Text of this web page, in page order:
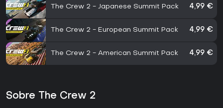
The Crew 2 - Japanese Summit Pack 4,99 €
The Crew 2 - European Summit Pack 4,99 €
The Crew 2 - American Summit Pack 4,99 €
Sobre The Crew 2